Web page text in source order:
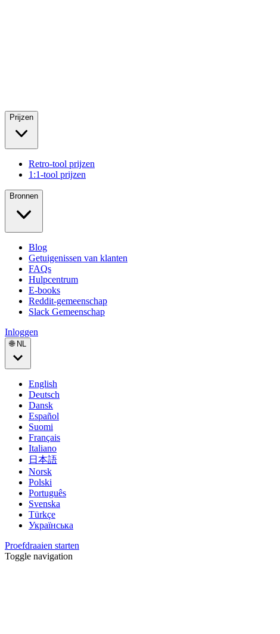
Prijzen
Retro-tool prijzen
1:1-tool prijzen
Bronnen
Blog
Getuigenissen van klanten
FAQs
Hulpcentrum
E-books
Reddit-gemeenschap
Slack Gemeenschap
Inloggen
🌐 NL
English
Deutsch
Dansk
Español
Suomi
Français
Italiano
日本語
Norsk
Polski
Português
Svenska
Türkçe
Українська
Proefdraaien starten
Toggle navigation